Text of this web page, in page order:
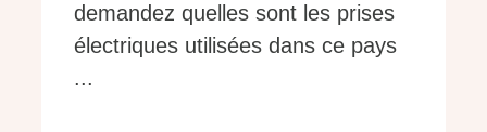
demandez quelles sont les prises
électriques utilisées dans ce pays
...